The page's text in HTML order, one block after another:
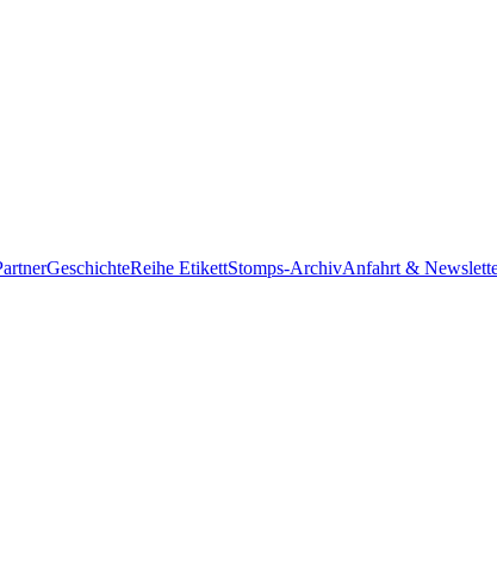
GeschichteReihe EtikettStomps-ArchivAnfahrt &